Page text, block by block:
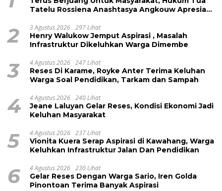
Tatelu Rossiena Anashtasya Angkouw Apresiasi
2 3 Agustus 2026 297 Lihat
Henry Walukow Jemput Aspirasi , Masalah
Infrastruktur Dikeluhkan Warga Dimembe
3 4 Agustus 2026 247 Lihat
Reses Di Karame, Royke Anter Terima Keluhan
Warga Soal Pendidikan, Tarkam dan Sampah
4 4 Agustus 2026 240 Lihat
Jeane Laluyan Gelar Reses, Kondisi Ekonomi Jadi
Keluhan Masyarakat
5 4 Agustus 2026 237 Lihat
Vionita Kuera Serap Aspirasi di Kawahang, Warga
Keluhkan Infrastruktur Jalan Dan Pendidikan
6 4 Agustus 2026 230 Lihat
Gelar Reses Dengan Warga Sario, Iren Golda
Pinontoan Terima Banyak Aspirasi